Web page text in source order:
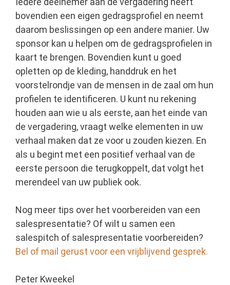
bovendien een eigen gedragsprofiel en neemt
daarom beslissingen op een andere manier. Uw
sponsor kan u helpen om de gedragsprofielen in
kaart te brengen. Bovendien kunt u goed
opletten op de kleding, handdruk en het
voorstelrondje van de mensen in de zaal om hun
profielen te identificeren. U kunt nu rekening
houden aan wie u als eerste, aan het einde van
de vergadering, vraagt welke elementen in uw
verhaal maken dat ze voor u zouden kiezen. En
als u begint met een positief verhaal van de
eerste persoon die terugkoppelt, dat volgt het
merendeel van uw publiek ook.
Nog meer tips over het voorbereiden van een
salespresentatie? Of wilt u samen een
salespitch of salespresentatie voorbereiden?
Bel of mail gerust voor een vrijblijvend gesprek.
Peter Kweekel